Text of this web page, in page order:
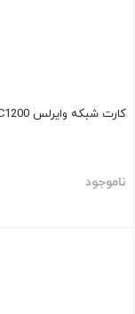
کارت شبکه وایرلس AC1200 دی لینک مدل D-link DWA-582
ناموجود